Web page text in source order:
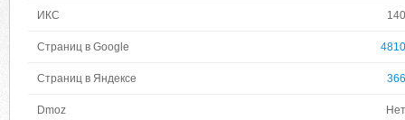
ИКС 140
Страниц в Google 4810
Страниц в Яндексе 366
Dmoz Нет